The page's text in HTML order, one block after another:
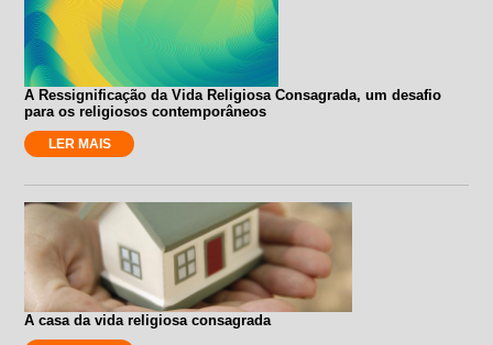
A Ressignificação da Vida Religiosa Consagrada, um desafio
para os religiosos contemporâneos
LER MAIS
A casa da vida religiosa consagrada